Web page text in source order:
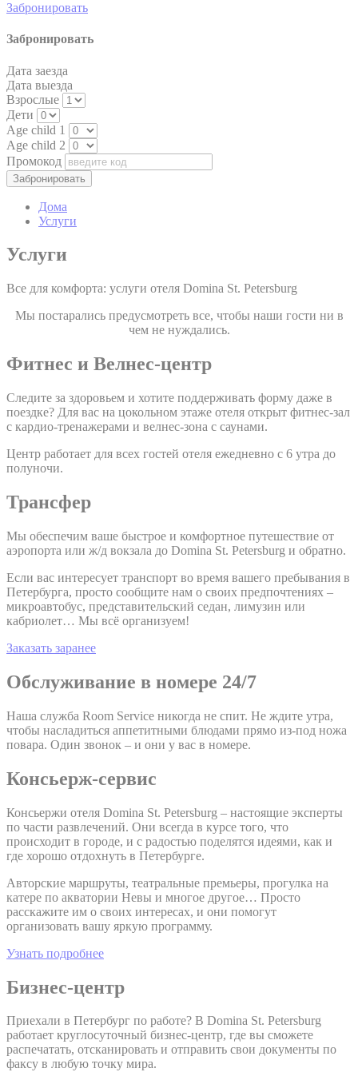
пользователя, чтобы отслеживать его поведение и
Дать согласие на отправку пользовательских данных,
связанных с рекламой, в Google.
Персонализированная реклама
персонализированную рекламу
Подтвердить выбор
Забронировать
Забронировать
Дата заезда
Дата выезда
Взрослые
Дети
Age child 1
Age child 2
Промокод
Дома
Услуги
Услуги
Все для комфорта: услуги отеля Domina St. Petersburg
Мы постарались предусмотреть все, чтобы наши гости ни в
чем не нуждались.
Фитнес и Велнес-центр
Следите за здоровьем и хотите поддерживать форму даже в
поездке? Для вас на цокольном этаже отеля открыт фитнес-зал
с кардио-тренажерами и велнес-зона с саунами.
Центр работает для всех гостей отеля ежедневно с 6 утра до
полуночи.
Трансфер
Мы обеспечим ваше быстрое и комфортное путешествие от
аэропорта или ж/д вокзала до Domina St. Petersburg и обратно.
Если вас интересует транспорт во время вашего пребывания в
Петербурга, просто сообщите нам о своих предпочтениях –
микроавтобус, представительский седан, лимузин или
кабриолет… Мы всё организуем!
Заказать заранее
Обслуживание в номере 24/7
Наша служба Room Service никогда не спит. Не ждите утра,
чтобы насладиться аппетитными блюдами прямо из-под ножа
повара. Один звонок – и они у вас в номере.
Консьерж-cервис
Консьержи отеля Domina St. Petersburg – настоящие эксперты
по части развлечений. Они всегда в курсе того, что
происходит в городе, и с радостью поделятся идеями, как и
где хорошо отдохнуть в Петербурге.
Авторские маршруты, театральные премьеры, прогулка на
катере по акватории Невы и многое другое… Просто
расскажите им о своих интересах, и они помогут
организовать вашу яркую программу.
Узнать подробнее
Бизнес-центр
Приехали в Петербург по работе? В Domina St. Petersburg
работает круглосуточный бизнес-центр, где вы сможете
распечатать, отсканировать и отправить свои документы по
факсу в любую точку мира.